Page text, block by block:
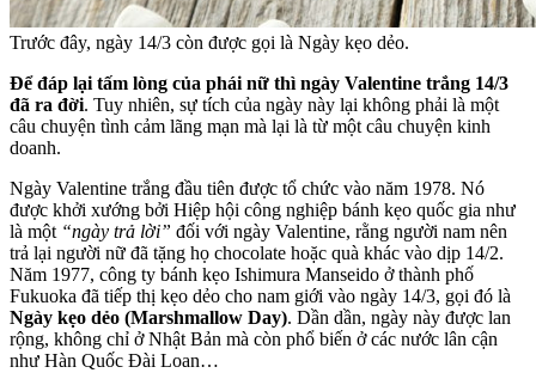
Trước đây, ngày 14/3 còn được gọi là Ngày kẹo dẻo.
Để đáp lại tấm lòng của phái nữ thì ngày Valentine trắng 14/3
đã ra đời. Tuy nhiên, sự tích của ngày này lại không phải là một
câu chuyện tình cảm lãng mạn mà lại là từ một câu chuyện kinh
doanh.
Ngày Valentine trắng đầu tiên được tổ chức vào năm 1978. Nó
được khởi xướng bởi Hiệp hội công nghiệp bánh kẹo quốc gia như
là một“ngày trả lời” đối với ngày Valentine, rằng người nam nên
trả lại người nữ đã tặng họ chocolate hoặc quà khác vào dịp 14/2.
Năm 1977, công ty bánh kẹo Ishimura Manseido ở thành phố
Fukuoka đã tiếp thị kẹo dẻo cho nam giới vào ngày 14/3, gọi đó là
Ngày kẹo dẻo (Marshmallow Day). Dần dần, ngày này được lan
rộng, không chỉ ở Nhật Bản mà còn phổ biến ở các nước lân cận
như Hàn Quốc Đài Loan…